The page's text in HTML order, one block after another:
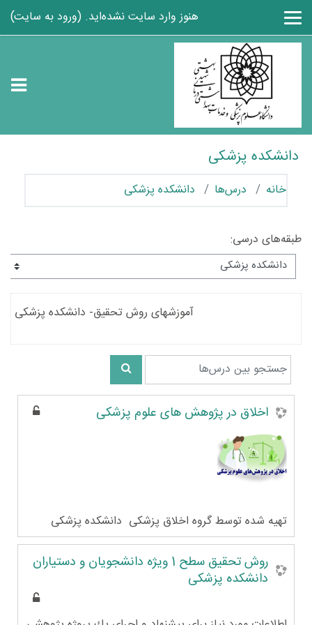
پرش به محتوای اصلی
هنوز وارد سایت نشده‌اید. (ورود به سایت)
دانشکده پزشکی
خانه درس‌ها دانشکده پزشکی
طبقه‌های درسی:
آموزشهای روش تحقیق- دانشکده پزشکی
جستجو بین درس‌ها
جستجو بین درس‌ها
اخلاق در پژوهش های علوم پزشکی
تهیه شده توسط گروه اخلاق پزشکی دانشکده پزشکی
روش تحقیق سطح 1 ویژه دانشجویان و دستیاران
دانشکده پزشکی